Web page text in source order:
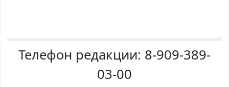
Телефон редакции: 8-909-389-
03-00